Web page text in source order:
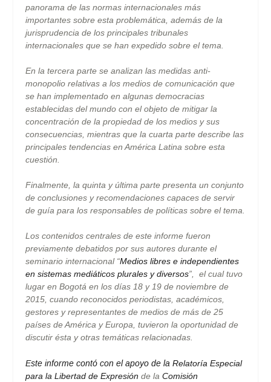
panorama de las normas internacionales más
importantes sobre esta problemática, además de la
jurisprudencia de los principales tribunales
internacionales que se han expedido sobre el tema.
En la tercera parte se analizan las medidas anti-
monopolio relativas a los medios de comunicación que
se han implementado en algunas democracias
establecidas del mundo con el objeto de mitigar la
concentración de la propiedad de los medios y sus
consecuencias, mientras que la cuarta parte describe las
principales tendencias en América Latina sobre esta
cuestión.
Finalmente, la quinta y última parte presenta un conjunto
de conclusiones y recomendaciones capaces de servir
de guía para los responsables de políticas sobre el tema.
Los contenidos centrales de este informe fueron
previamente debatidos por sus autores durante el
seminario internacional “Medios libres e independientes
en sistemas mediáticos plurales y diversos”, el cual tuvo
lugar en Bogotá en los días 18 y 19 de noviembre de
2015, cuando reconocidos periodistas, académicos,
gestores y representantes de medios de más de 25
países de América y Europa, tuvieron la oportunidad de
discutir ésta y otras temáticas relacionadas.
Este informe contó con el apoyo de laRelatoría Especial
para la Libertad de Expresión de laComisión